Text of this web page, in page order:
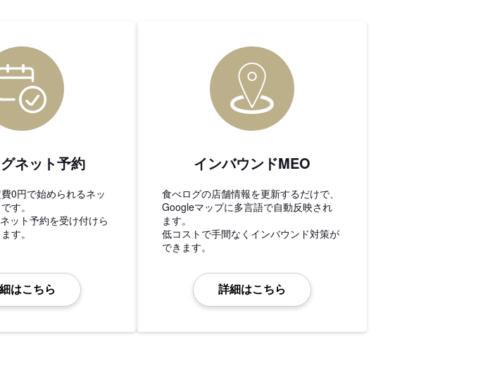
ネット予約
0円で始められるネッ
す。
ット予約を受け付けら
す。
はこちら
インバウンドMEO
食べログの店舗情報を更新するだけで、
Googleマップに多言語で自動反映され
ます。
低コストで手間なくインバウンド対策が
できます。
詳細はこちら